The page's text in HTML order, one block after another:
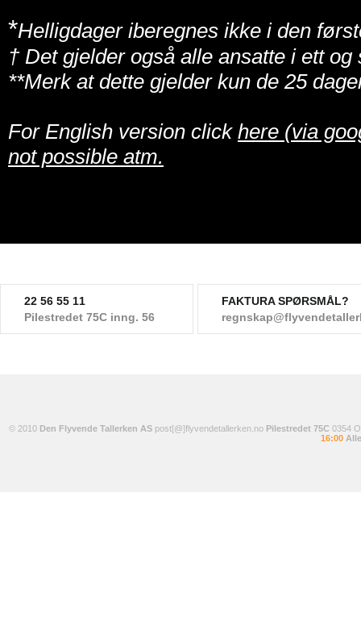
*Helligdager iberegnes ikke i den
† Det gjelder også alle ansatte i ett
**Merk at dette gjelder kun de 25
For English version click here (via
not possible atm.
22 56 55 11
Pilestredet 75C inng. 56
FAKTURA SPØRSMÅL?
© 2010 Den Flyvende Tallerken ASpost[@]flyvendetallerken.no Pilestredet 75C 0354
16:00